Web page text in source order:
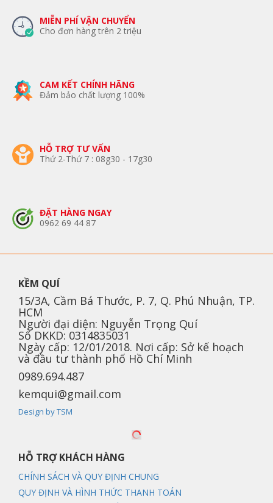
MIỄN PHÍ VẬN CHUYỂN
Cho đơn hàng trên 2 triệu
CAM KẾT CHÍNH HÃNG
Đảm bảo chất lượng 100%
HỖ TRỢ TƯ VẤN
Thứ 2-Thứ 7 : 08g30 - 17g30
ĐẶT HÀNG NGAY
0962 69 44 87
KỀM QUÍ
15/3A, Cầm Bá Thước, P. 7, Q. Phú Nhuận, TP.
HCM
Người đại diện: Nguyễn Trọng Quí
Số DKKD: 0314835031
Ngày cấp: 12/01/2018. Nơi cấp: Sở kế hoạch
và đầu tư thành phố Hồ Chí Minh
0989.694.487
kemqui@gmail.com
Design by TSM
HỖ TRỢ KHÁCH HÀNG
CHÍNH SÁCH VÀ QUY ĐỊNH CHUNG
QUY ĐỊNH VÀ HÌNH THỨC THANH TOÁN